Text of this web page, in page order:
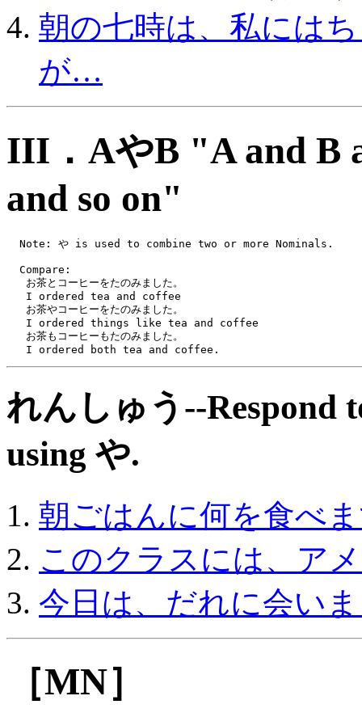
朝の七時は、私には
が…
III．AやB "A and B
and so on"
  Note: や is used to combine two or more Nominals.
  Compare:
   お茶とコーヒーをたのみました。
   I ordered tea and coffee
   お茶やコーヒーをたのみました。
   I ordered things like tea and coffee
   お茶もコーヒーもたのみました。
   I ordered both tea and coffee.
れんしゅう--Respond
using や.
朝ごはんに何を食べ
このクラスには、ア
今日は、だれに会い
［MN］